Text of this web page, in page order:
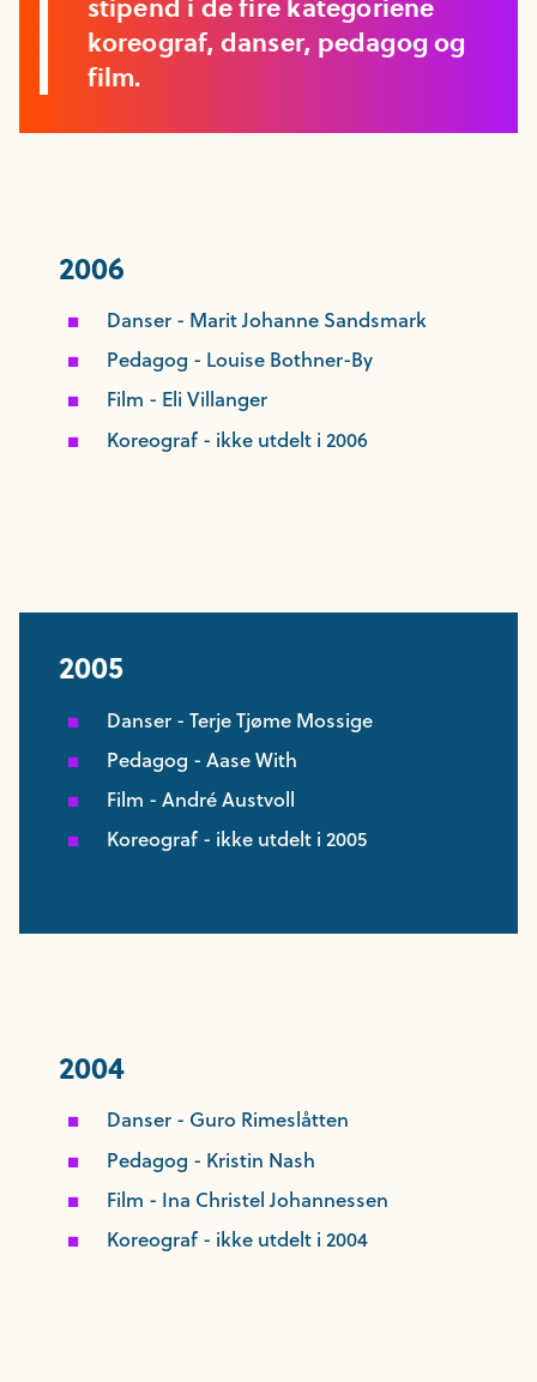
stipend i de fire kategoriene
koreograf, danser, pedagog og
film.
2006
Danser - Marit Johanne Sandsmark
Pedagog - Louise Bothner-By
Film - Eli Villanger
Koreograf - ikke utdelt i 2006
2005
Danser - Terje Tjøme Mossige
Pedagog - Aase With
Film - André Austvoll
Koreograf - ikke utdelt i 2005
2004
Danser - Guro Rimeslåtten
Pedagog - Kristin Nash
Film - Ina Christel Johannessen
Koreograf - ikke utdelt i 2004